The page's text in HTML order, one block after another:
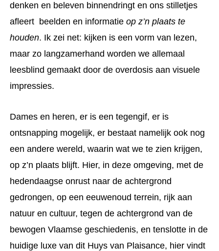
denken en beleven binnendringt en ons stilletjes
afleert beelden en informatie op z’n plaats te
houden. Ik zei net: kijken is een vorm van lezen,
maar zo langzamerhand worden we allemaal
leesblind gemaakt door de overdosis aan visuele
impressies.
Dames en heren, er is een tegengif, er is
ontsnapping mogelijk, er bestaat namelijk ook nog
een andere wereld, waarin wat we te zien krijgen,
op z’n plaats blijft. Hier, in deze omgeving, met de
hedendaagse onrust naar de achtergrond
gedrongen, op een eeuwenoud terrein, rijk aan
natuur en cultuur, tegen de achtergrond van de
bewogen Vlaamse geschiedenis, en tenslotte in de
huidige luxe van dit Huys van Plaisance, hier vindt